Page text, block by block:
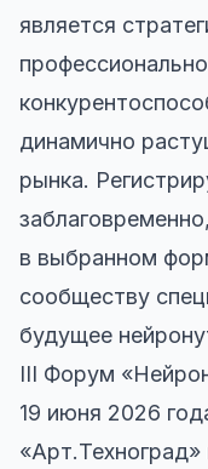
является
динамично
рынка.
в выбранном
сообществу
будущее
III Форум
19 июня 2026